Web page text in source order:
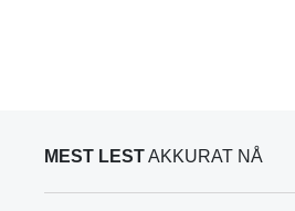
MEST LESTAKKURAT NÅ